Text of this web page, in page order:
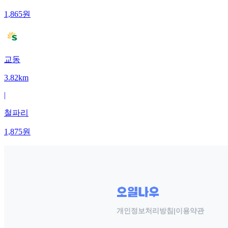
1,865원
교동
3.82km
|
철파리
1,875원
개인정보처리방침 |이용약관